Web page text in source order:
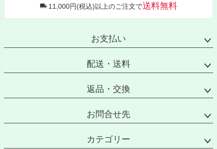
へ
11,000円(税込)以上のご注文で送料無料
お支払い
配送・送料
返品・交換
お問合せ先
カテゴリー